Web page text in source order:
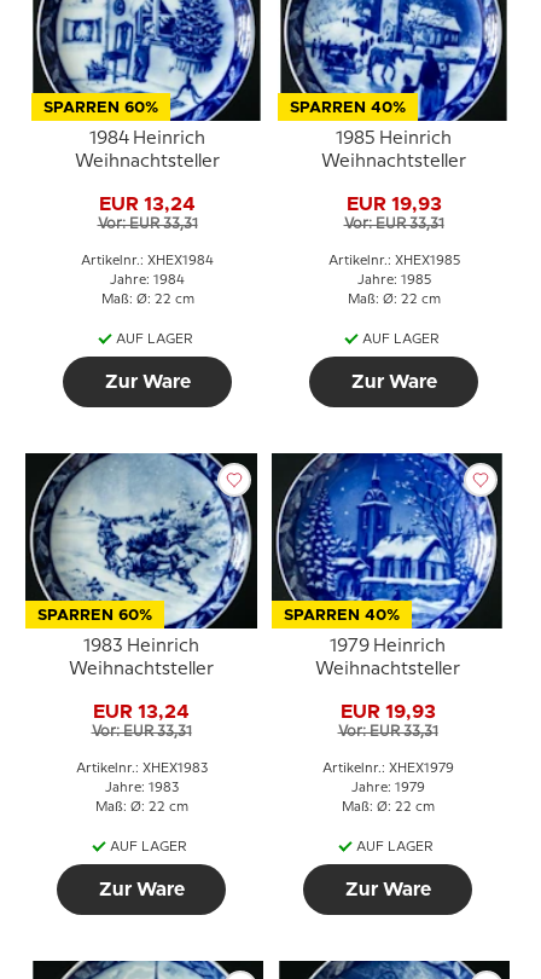
SPARREN 60%
1984 Heinrich
Weihnachtsteller
EUR 13,24
Vor: EUR 33,31
Artikelnr.: XHEX1984
Jahre: 1984
Maß: Ø: 22 cm
AUF LAGER
Zur Ware
SPARREN 40%
1985 Heinrich
Weihnachtsteller
EUR 19,93
Vor: EUR 33,31
Artikelnr.: XHEX1985
Jahre: 1985
Maß: Ø: 22 cm
AUF LAGER
Zur Ware
SPARREN 60%
1983 Heinrich
Weihnachtsteller
EUR 13,24
Vor: EUR 33,31
Artikelnr.: XHEX1983
Jahre: 1983
Maß: Ø: 22 cm
AUF LAGER
Zur Ware
SPARREN 40%
1979 Heinrich
Weihnachtsteller
EUR 19,93
Vor: EUR 33,31
Artikelnr.: XHEX1979
Jahre: 1979
Maß: Ø: 22 cm
AUF LAGER
Zur Ware